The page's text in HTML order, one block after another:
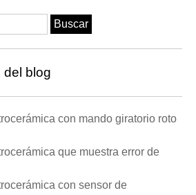
del blog
con mando giratorio roto
que muestra error de
con sensor de